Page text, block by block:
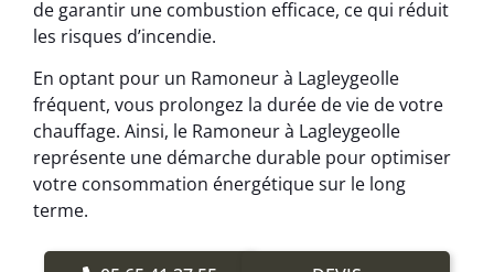
de garantir une combustion efficace, ce qui réduit
les risques d’incendie.
En optant pour un Ramoneur à Lagleygeolle
fréquent, vous prolongez la durée de vie de votre
chauffage. Ainsi, le Ramoneur à Lagleygeolle
représente une démarche durable pour optimiser
votre consommation énergétique sur le long
terme.